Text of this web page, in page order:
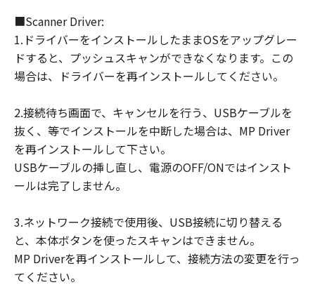
■Scanner Driver:
1.ドライバーをインストールしたままOSをアップグレー
ドすると、プッシュスキャンができなくなります。この
場合は、ドライバーを再インストールしてください。
2.接続待ち画面で、キャンセルを行う、USBケーブルを
抜く、等でインストールを中断した場合は、MP Driver
を再インストールして下さい。
USBケーブルの挿し直し、電源のOFF/ONではインスト
ールは完了しません。
3.ネットワーク接続で使用後、USB接続に切り替える
と、本体ボタンを使ったスキャンはできません。
MP Driverを再インストールして、接続方法の変更を行っ
てください。